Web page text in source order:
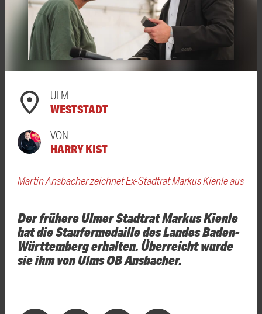
ULM
WESTSTADT
VON
HARRY KIST
Martin Ansbacher zeichnet Ex-Stadtrat Markus Kienle aus
Der frühere Ulmer Stadtrat Markus Kienle
hat die Staufermedaille des Landes Baden-
Württemberg erhalten. Überreicht wurde
sie ihm von Ulms OB Ansbacher.